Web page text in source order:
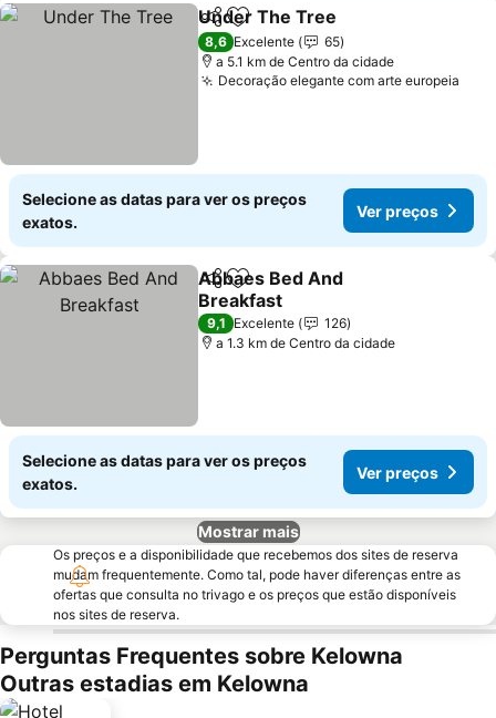
PartilharAdicionar aos favoritos
Under The Tree
8,6 Excelente
65
a 5.1 km de Centro da cidade
Decoração elegante com arte europeia
Selecione as datas para ver os preços
exatos.
Ver preços
PartilharAdicionar aos favoritos
Abbaes Bed And
Breakfast
Ver preços
9,1 Excelente
126
a 1.3 km de Centro da cidade
Selecione as datas para ver os preços
exatos.
Ver preços
Mostrar mais
Os preços e a disponibilidade que recebemos dos sites de reserva
mudam frequentemente. Como tal, pode haver diferenças entre as
ofertas que consulta no trivago e os preços que estão disponíveis
nos sites de reserva.
Perguntas Frequentes sobre Kelowna
Outras estadias em Kelowna